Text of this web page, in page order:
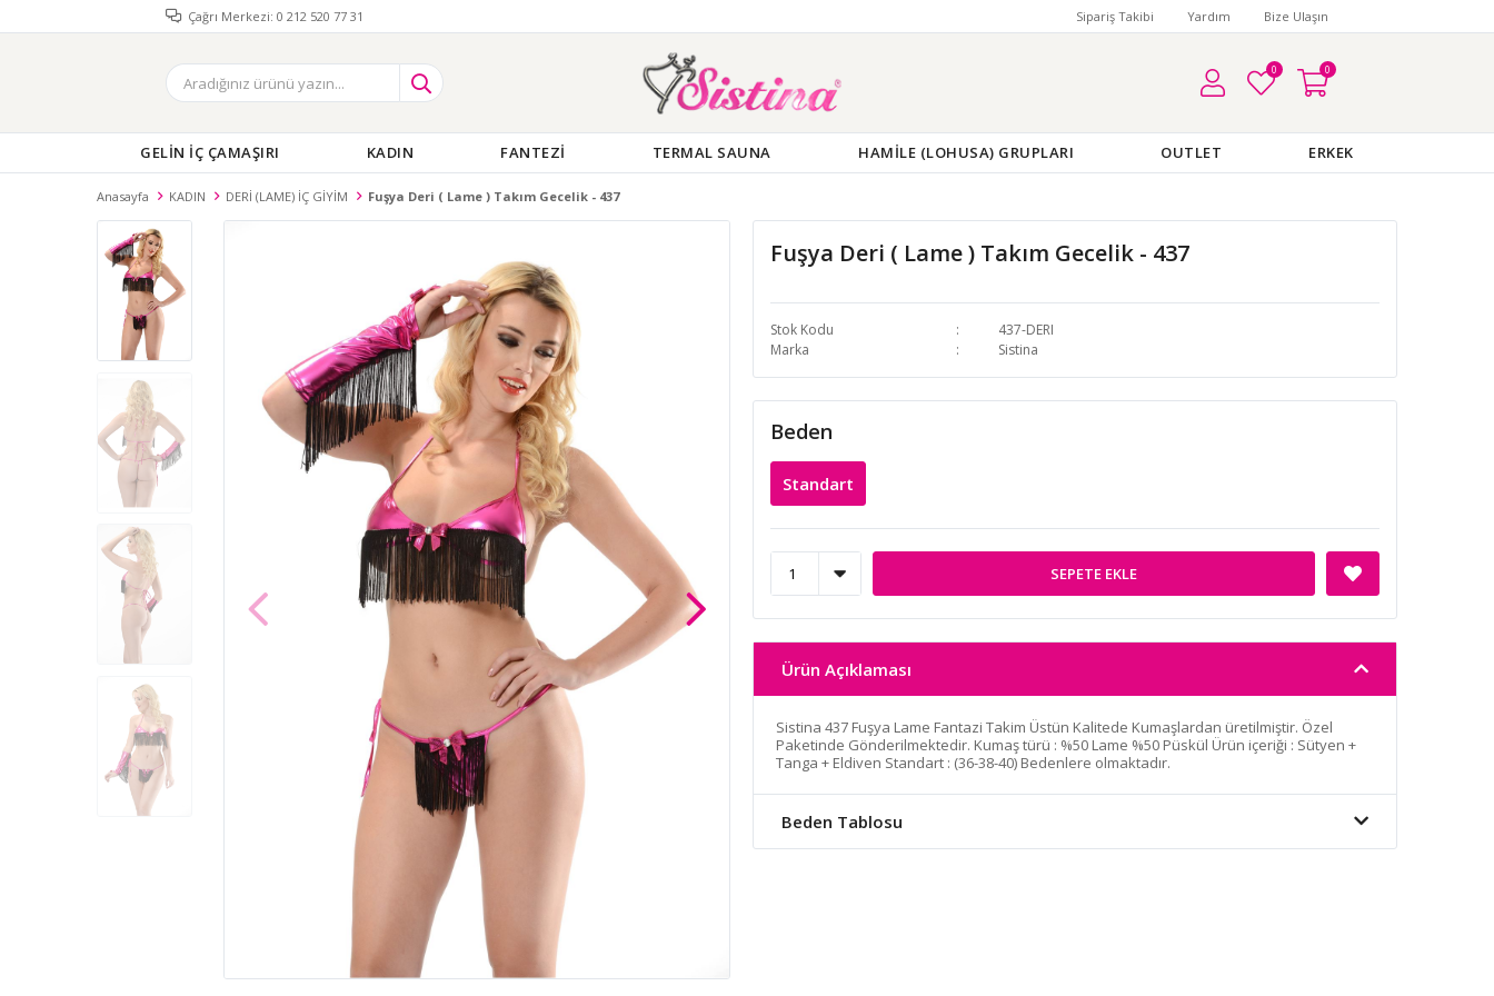
Çağrı Merkezi: 0 212 520 77 31 Sipariş Takibi Yardım Bize Ulaşın
0 0
GELİN İÇ ÇAMAŞIRI KADIN FANTEZİ TERMAL SAUNA HAMİLE (LOHUSA) GRUPLARI OUTLET ERKEK
Anasayfa KADIN DERİ (LAME) İÇ GİYİM Fuşya Deri ( Lame ) Takım Gecelik - 437
Fuşya Deri ( Lame ) Takım Gecelik - 437
Stok Kodu
437-DERI
Marka
Sistina
Beden
Standart
SEPETE EKLE
Ürün Açıklaması
Sistina 437 Fuşya Lame Fantazi Takim Üstün Kalitede Kumaşlardan üretilmiştir. Özel
Paketinde Gönderilmektedir. Kumaş türü : %50 Lame %50 Püskül Ürün içeriği : Sütyen +
Tanga + Eldiven Standart : (36-38-40) Bedenlere olmaktadır.
Beden Tablosu